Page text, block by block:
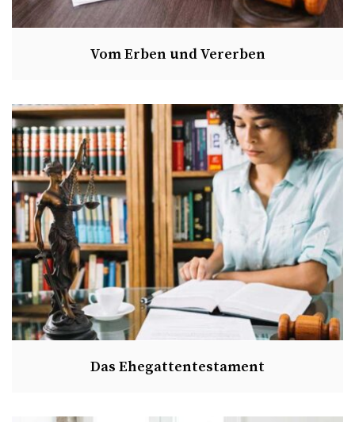
Vom Erben und Vererben
Das Ehegattentestament